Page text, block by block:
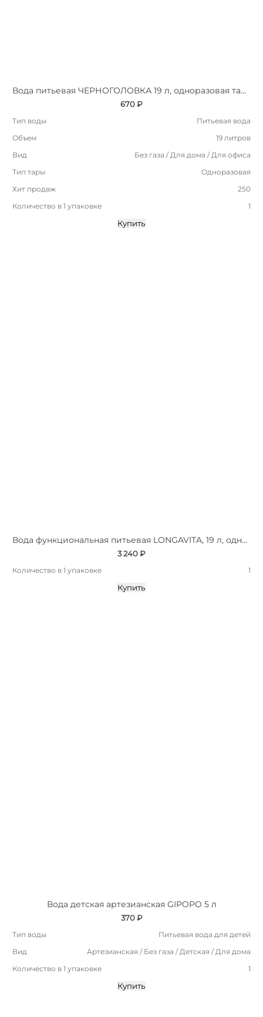
Вода питьевая ЧЕРНОГОЛОВКА 19 л, одноразовая тара
670 ₽
Тип воды
Питьевая вода
Объем
19 литров
Вид
Без газа / Для дома / Для офиса
Тип тары
Одноразовая
Хит продвж
250
Количество в 1 упаковке
1
Купить
Вода функциональная питьевая LONGAVITA, 19 л, одноразовая тара
3 240 ₽
Количество в 1 упаковке 1
Купить
Вода детская артезианская GIPOPO 5 л
370 ₽
Тип воды
Питьевая вода для детей
Вид
Артезианская / Без газа / Детская / Для дома
Количество в 1 упаковке
1
Купить